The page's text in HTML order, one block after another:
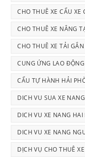
CHO THUÊ XE CẨU XE
CHO THUÊ XE NÂNG
CHO THUÊ XE TẢI
CUNG ỨNG LAO
CẨU TỰ HÀNH HẢI
DICH VU SUA XE
DICH VU XE NANG HAI
DICH VU XE NANG
DỊCH VỤ CHO THUÊ